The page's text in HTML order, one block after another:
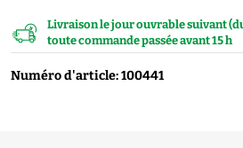
Livraison le jour ouvrable suivant
toute commande passée avant 15 h
Numéro d'article: 100441